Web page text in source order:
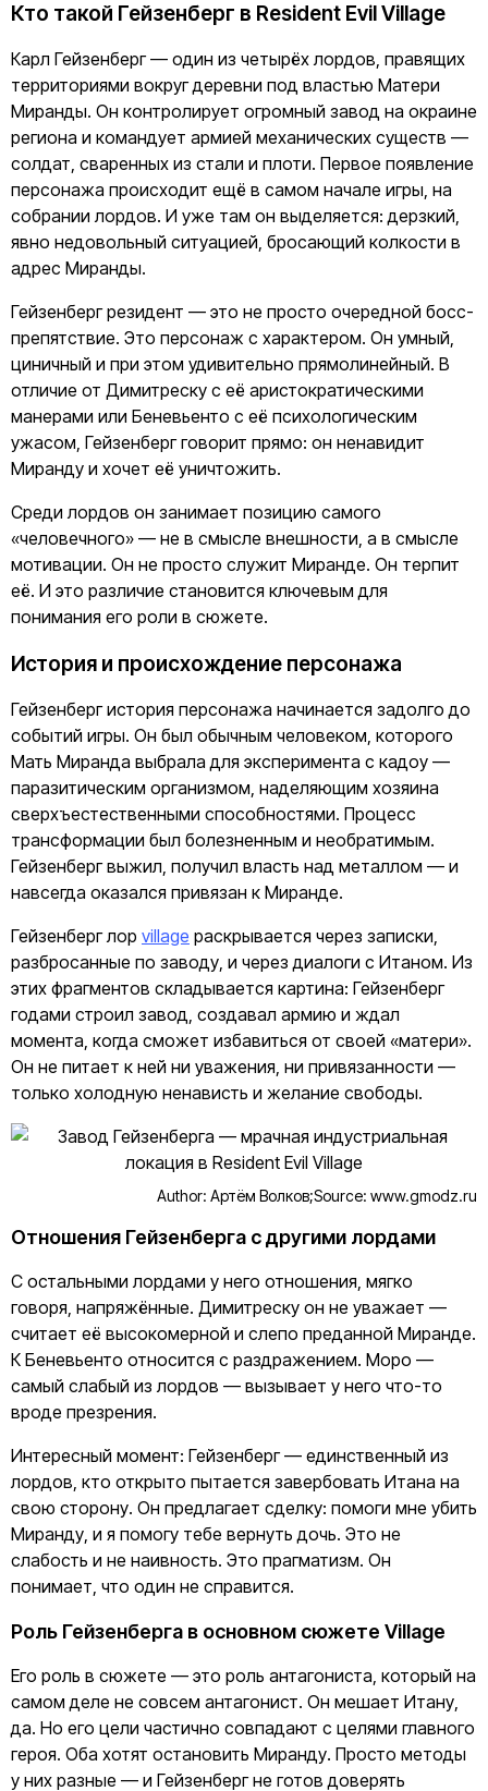
Кто такой Гейзенберг в Resident Evil Village
Карл Гейзенберг — один из четырёх лордов, правящих
территориями вокруг деревни под властью Матери
Миранды. Он контролирует огромный завод на окраине
региона и командует армией механических существ —
солдат, сваренных из стали и плоти. Первое появление
персонажа происходит ещё в самом начале игры, на
собрании лордов. И уже там он выделяется: дерзкий,
явно недовольный ситуацией, бросающий колкости в
адрес Миранды.
Гейзенберг резидент — это не просто очередной босс-
препятствие. Это персонаж с характером. Он умный,
циничный и при этом удивительно прямолинейный. В
отличие от Димитреску с её аристократическими
манерами или Беневьенто с её психологическим
ужасом, Гейзенберг говорит прямо: он ненавидит
Миранду и хочет её уничтожить.
Среди лордов он занимает позицию самого
«человечного» — не в смысле внешности, а в смысле
мотивации. Он не просто служит Миранде. Он терпит
её. И это различие становится ключевым для
понимания его роли в сюжете.
История и происхождение персонажа
Гейзенберг история персонажа начинается задолго до
событий игры. Он был обычным человеком, которого
Мать Миранда выбрала для эксперимента с кадоу —
паразитическим организмом, наделяющим хозяина
сверхъестественными способностями. Процесс
трансформации был болезненным и необратимым.
Гейзенберг выжил, получил власть над металлом — и
навсегда оказался привязан к Миранде.
Гейзенберг лор village раскрывается через записки,
разбросанные по заводу, и через диалоги с Итаном. Из
этих фрагментов складывается картина: Гейзенберг
годами строил завод, создавал армию и ждал
момента, когда сможет избавиться от своей «матери».
Он не питает к ней ни уважения, ни привязанности —
только холодную ненависть и желание свободы.
Author: Артём Волков;Source: www.gmodz.ru
Отношения Гейзенберга с другими лордами
С остальными лордами у него отношения, мягко
говоря, напряжённые. Димитреску он не уважает —
считает её высокомерной и слепо преданной Миранде.
К Беневьенто относится с раздражением. Моро —
самый слабый из лордов — вызывает у него что-то
вроде презрения.
Интересный момент: Гейзенберг — единственный из
лордов, кто открыто пытается завербовать Итана на
свою сторону. Он предлагает сделку: помоги мне убить
Миранду, и я помогу тебе вернуть дочь. Это не
слабость и не наивность. Это прагматизм. Он
понимает, что один не справится.
Роль Гейзенберга в основном сюжете Village
Его роль в сюжете — это роль антагониста, который на
самом деле не совсем антагонист. Он мешает Итану,
да. Но его цели частично совпадают с целями главного
героя. Оба хотят остановить Миранду. Просто методы
у них разные — и Гейзенберг не готов доверять